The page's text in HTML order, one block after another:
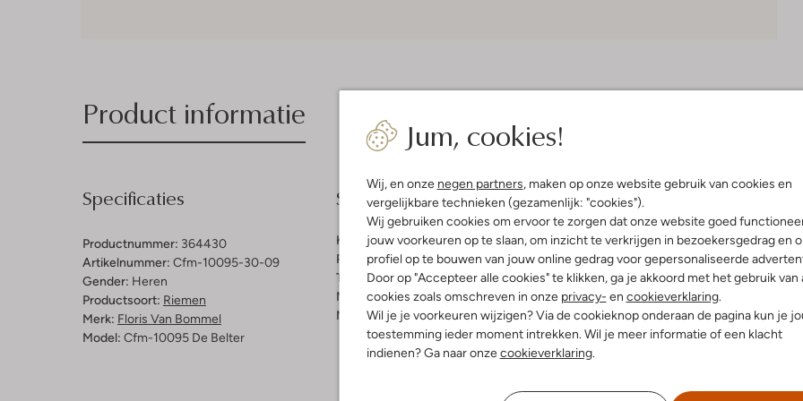
Jum, cookies!
Wij, en onze negen partners, maken op onze website gebruik van cookies en
vergelijkbare technieken (gezamenlijk: "cookies").
Wij gebruiken cookies om ervoor te zorgen dat onze website goed
jouw voorkeuren op te slaan, om inzicht te verkrijgen in bezoekersgedrag en
profiel op te bouwen van jouw online gedrag voor gepersonaliseerde
Door op "Accepteer alle cookies" te klikken, ga je akkoord met het gebruik van
cookies zoals omschreven in onze privacy- en cookieverklaring.
Wil je je voorkeuren wijzigen? Via de cookieknop onderaan de pagina kun je
toestemming ieder moment intrekken. Wil je meer informatie of een klacht
indienen? Ga naar onzecookieverklaring.
Product informatie
Specificaties
Productnummer: 364430
Artikelnummer: Cfm-10095-30-09
Gender: Heren
Productsoort: Riemen
Merk: Floris Van Bommel
Model: Cfm-10095 De Belter
Samenstelling & Pasvorm
Kleur:Lichtgrijs
Print:
Streep
Trends:Classic Tailoring
Materiaal buitenkant:Textiel
Materiaal binnenkant: Leer
Omschrijving
Ontdek de veelzijdigheid van de
van Floris van Bommel is de
Combineer hem moeiteloos met
stijlvolle look. Of je nu een
zomerse barbecue met
comfort. De subtiele grijstint